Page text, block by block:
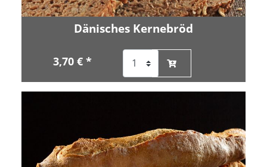
Dänisches Kernebröd
3,70 € *